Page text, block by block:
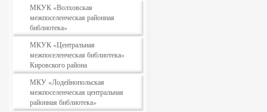
МКУК «Волховская
межпоселенческая районная
библиотека»
МКУК «Центральная
межпоселенческая библиотека»
Кировского района
МКУ «Лодейнопольская
межпоселенческая центральная
районная библиотека»